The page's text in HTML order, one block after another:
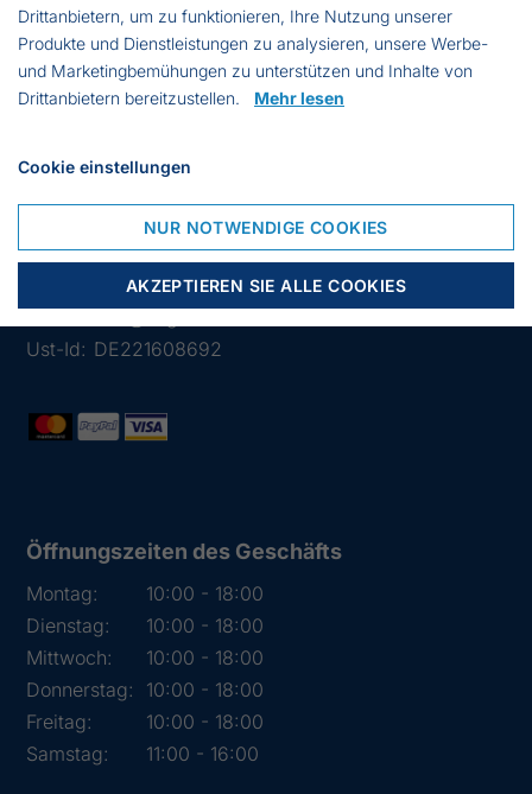
Guy Cotten Barossa Hose
23966 Wismar
Deutschland
03841 282426
Mail:
info@segelstore.de
Ust-Id: DE221608692
Öffnungszeiten des Geschäfts
Montag:
10:00 - 18:00
Dienstag:
10:00 - 18:00
Mittwoch:
10:00 - 18:00
Donnerstag:
10:00 - 18:00
Freitag:
10:00 - 18:00
Samstag:
11:00 - 16:00
Drittanbietern, um zu funktionieren, Ihre Nutzung unserer
Produkte und Dienstleistungen zu analysieren, unsere Werbe-
und Marketingbemühungen zu unterstützen und Inhalte von
Drittanbietern bereitzustellen. Mehr lesen
Cookie einstellungen
NUR NOTWENDIGE COOKIES
AKZEPTIEREN SIE ALLE COOKIES